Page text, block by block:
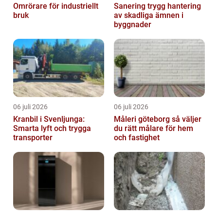
Omrörare för industriellt
bruk
Sanering trygg hantering
av skadliga ämnen i
byggnader
06 juli 2026
Kranbil i Svenljunga:
Smarta lyft och trygga
transporter
06 juli 2026
Måleri göteborg så väljer
du rätt målare för hem
och fastighet